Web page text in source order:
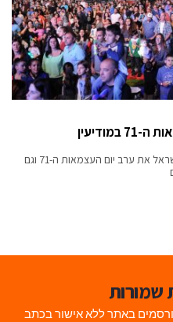
בערב יום רביעי הבא (8.5) תחגוג מדינת ישראל את ערב יום העצמאות ה-71 וגם
שמורות
באתר ללא אישור בכתב